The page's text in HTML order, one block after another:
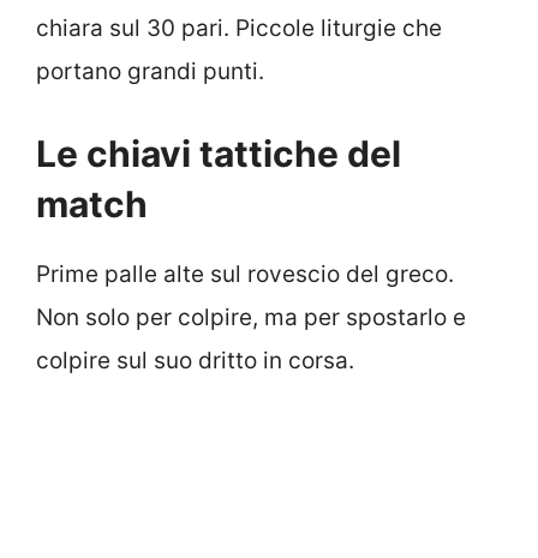
chiara sul 30 pari. Piccole liturgie che
portano grandi punti.
Le chiavi tattiche del
match
Prime palle alte sul rovescio del greco.
Non solo per colpire, ma per spostarlo e
colpire sul suo dritto in corsa.